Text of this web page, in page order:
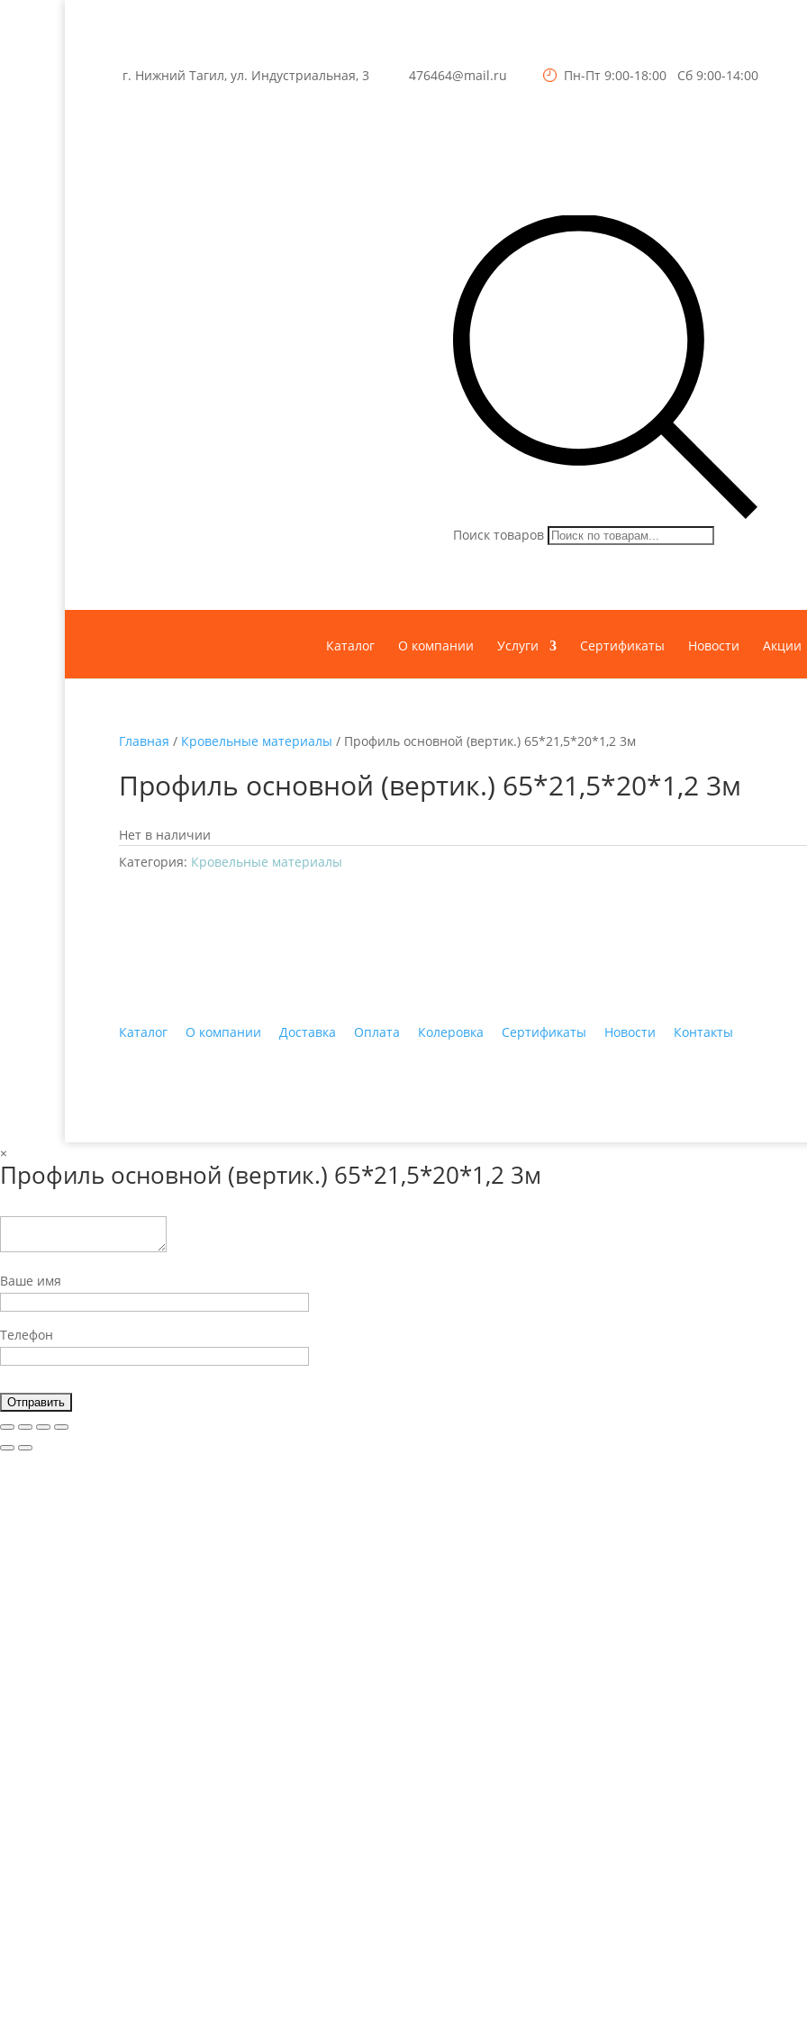
г. Нижний Тагил, ул. Индустриальная, 3 476464@mail.ru Пн-Пт 9:00-18:00 Сб 9:00-14:00
Поиск товаров
Каталог О компании Услуги Сертификаты Новости Акции
Главная / Кровельные материалы / Профиль основной (вертик.) 65*21,5*20*1,2 3м
Профиль основной (вертик.) 65*21,5*20*1,2 3м
Нет в наличии
Категория: Кровельные материалы
Каталог О компании Доставка Оплата Колеровка Сертификаты Новости Контакты
×
Профиль основной (вертик.) 65*21,5*20*1,2 3м
Ваше имя
Телефон